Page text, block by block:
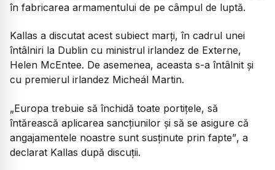
în fabricarea armamentului de pe câmpul de luptă.
Kallas a discutat acest subiect marți, în cadrul unei
întâlniri la Dublin cu ministrul irlandez de Externe,
Helen McEntee. De asemenea, aceasta s-a întâlnit și
cu premierul irlandez Micheál Martin.
„Europa trebuie să închidă toate portițele, să
întărească aplicarea sancțiunilor și să se asigure că
angajamentele noastre sunt susținute prin fapte”, a
declarat Kallas după discuții.